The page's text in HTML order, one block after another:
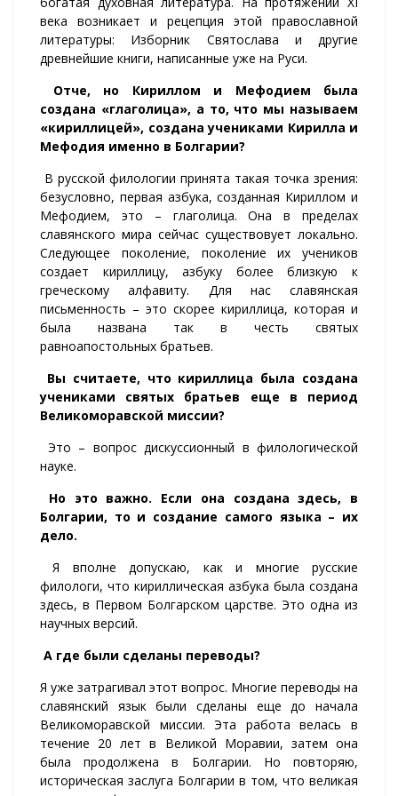
века возникает и рецепция этой православной
литературы: Изборник Святослава и другие
древнейшие книги, написанные уже на Руси.
Отче, но Кириллом и Мефодием была
создана «глаголица», а то, что мы называем
«кириллицей», создана учениками Кирилла и
Мефодия именно в Болгарии?
В русской филологии принята такая точка зрения:
безусловно, первая азбука, созданная Кириллом и
Мефодием, это – глаголица. Она в пределах
славянского мира сейчас существовует локально.
Следующее поколение, поколение их учеников
создает кириллицу, азбуку более близкую к
греческому алфавиту. Для нас славянская
письменность – это скорее кириллица, которая и
была названа так в честь святых
равноапостольных братьев.
Вы считаете, что кириллица была создана
учениками святых братьев еще в период
Великоморавской миссии?
Это – вопрос дискуссионный в филологической
науке.
Но это важно. Если она создана здесь, в
Болгарии, то и создание самого языка – их
дело.
Я вполне допускаю, как и многие русские
филологи, что кириллическая азбука была создана
здесь, в Первом Болгарском царстве. Это одна из
научных версий.
А где были сделаны переводы?
Я уже затрагивал этот вопрос. Многие переводы на
славянский язык были сделаны еще до начала
Великоморавской миссии. Эта работа велась в
течение 20 лет в Великой Моравии, затем она
была продолжена в Болгарии. Но повторяю,
историческая заслуга Болгарии в том, что великая